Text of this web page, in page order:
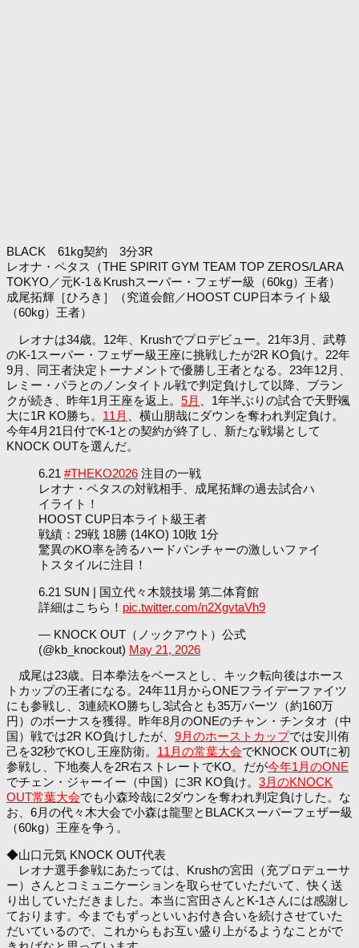
BLACK 61kg契約 3分3R
レオナ・ペタス（THE SPIRIT GYM TEAM TOP ZEROS/LARA
TOKYO／元K-1＆Krushスーパー・フェザー級（60kg）王者）
成尾拓輝［ひろき］（究道会館／HOOST CUP日本ライト級
（60kg）王者）
レオナは34歳。12年、Krushでプロデビュー。21年3月、武尊
のK-1スーパー・フェザー級王座に挑戦したが2R KO負け。22年
9月、同王者決定トーナメントで優勝し王者となる。23年12月、
レミー・パラとのノンタイトル戦で判定負けして以降、ブラン
クが続き、昨年1月王座を返上。 5月
、1年半ぶりの試合で天野颯
大に1R KO勝ち。 11月
、横山朋哉にダウンを奪われ判定負け。
今年4月21日付でK-1との契約が終了し、新たな戦場として
KNOCK OUTを選んだ。
6.21 #THEKO2026 注目の一戦
レオナ・ペタスの対戦相手、成尾拓輝の過去試合ハ
イライト！
HOOST CUP日本ライト級王者
戦績：29戦 18勝 (14KO) 10敗 1分
驚異のKO率を誇るハードパンチャーの激しいファイ
トスタイルに注目！
6.21 SUN | 国立代々木競技場 第二体育館
詳細はこちら！ pic.twitter.com/n2XgvtaVh9
— KNOCK OUT（ノックアウト）公式
(@kb_knockout) May 21, 2026
成尾は23歳。日本拳法をベースとし、キック転向後はホース
トカップの王者になる。24年11月からONEフライデーファイツ
にも参戦し、3連続KO勝ちし3試合とも35万バーツ（約160万
円）のボーナスを獲得。昨年8月のONEのチャン・チンタオ（中
国）戦では2R KO負けしたが、 9月のホーストカップでは安川侑
己を32秒でKOし王座防衛。 11月の常葉大会でKNOCK OUTに初
参戦し、下地奏人を2R右ストレートでKO。だが今年1月のONE
でチェン・ジャーイー（中国）に3R KO負け。 3月のKNOCK
OUT常葉大会でも小森玲哉に2ダウンを奪われ判定負けした。な
お、6月の代々木大会で小森は龍聖とBLACKスーパーフェザー級
（60kg）王座を争う。
◆山口元気 KNOCK OUT代表
レオナ選手参戦にあたっては、Krushの宮田（充プロデューサ
ー）さんとコミュニケーションを取らせていただいて、快く送
り出していただきました。本当に宮田さんとK-1さんには感謝し
ております。今までもずっといいお付き合いを続けさせていた
だいているので、これからもお互い盛り上がるようなことがで